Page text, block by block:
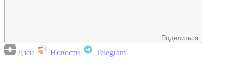
Поделиться
Дзен Новости Telegram